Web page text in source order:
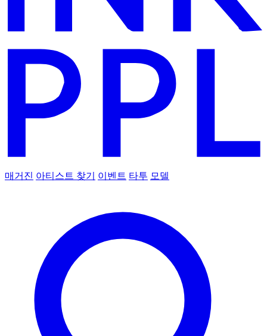
매거진 아티스트 찾기 이벤트 타투 모델